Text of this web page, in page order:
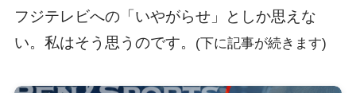
フジテレビへの「いやがらせ」としか思えな
い。私はそう思うのです。
(下に記事が続きます)